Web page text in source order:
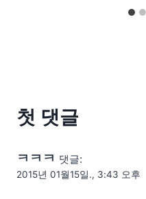
첫 댓글
ㅋㅋㅋ 댓글:
2015년 01월15일., 3:43 오후